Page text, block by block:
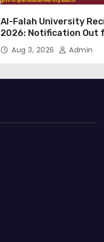
Al-Falah University
2026: Notification Out
Nursing, Paramedical &
Supporting Staff Posts,
Aug 3, 2026 Admin